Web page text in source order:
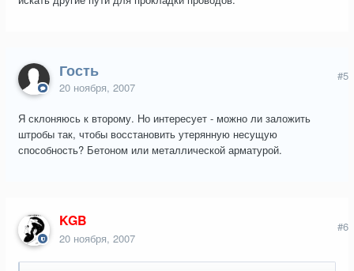
Гость
20 ноября, 2007
#5
Я склоняюсь к второму. Но интересует - можно ли заложить
штробы так, чтобы восстановить утерянную несущую
способность? Бетоном или металлической арматурой.
KGB
20 ноября, 2007
#6